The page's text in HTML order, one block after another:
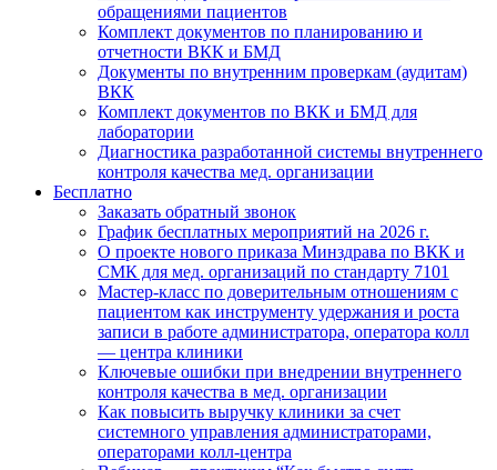
обращениями пациентов
Комплект документов по планированию и
отчетности ВКК и БМД
Документы по внутренним проверкам (аудитам)
ВКК
Комплект документов по ВКК и БМД для
лаборатории
Диагностика разработанной системы внутреннего
контроля качества мед. организации
Бесплатно
Заказать обратный звонок
График бесплатных мероприятий на 2026 г.
О проекте нового приказа Минздрава по ВКК и
СМК для мед. организаций по стандарту 7101
Мастер-класс по доверительным отношениям с
пациентом как инструменту удержания и роста
записи в работе администратора, оператора колл
— центра клиники
Ключевые ошибки при внедрении внутреннего
контроля качества в мед. организации
Как повысить выручку клиники за счет
системного управления администраторами,
операторами колл-центра